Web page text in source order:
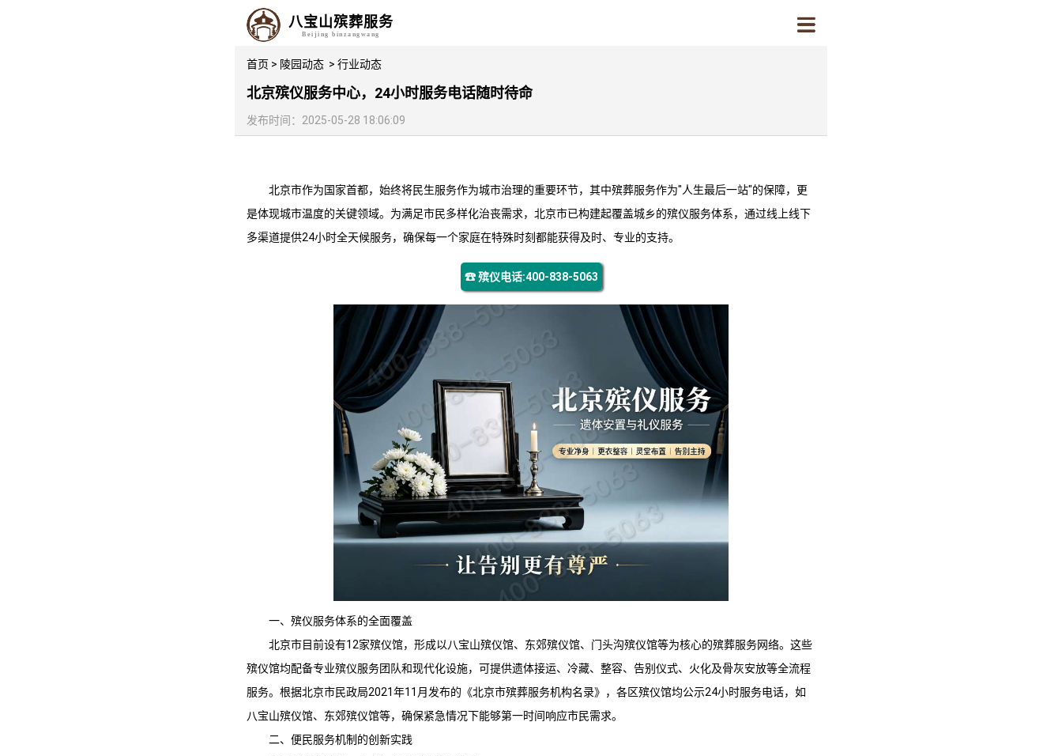
八宝山殡葬服务
Beijing binzangwang
首页 > 陵园动态 > 行业动态
北京殡仪服务中心，24小时服务电话随时待命
发布时间：2025-05-28 18:06:09
北京市作为国家首都，始终将民生服务作为城市治理的重要环节，其中殡葬服务作为"人生最后一站"的保障，更
是体现城市温度的关键领域。为满足市民多样化治丧需求，北京市已构建起覆盖城乡的殡仪服务体系，通过线上线下
多渠道提供24小时全天候服务，确保每一个家庭在特殊时刻都能获得及时、专业的支持。
☎ 殡仪电话:400-838-5063
一、殡仪服务体系的全面覆盖
北京市目前设有12家殡仪馆，形成以 八宝山殡仪馆、 东郊殡仪馆、 门头沟殡仪馆等为核心的殡葬服务网络。这些
殡仪馆均配备专业殡仪服务团队和现代化设施，可提供遗体接运、冷藏、整容、告别仪式、火化及骨灰安放等全流程
服务。根据北京市民政局2021年11月发布的《北京市殡葬服务机构名录》，各区殡仪馆均公示24小时服务电话，如
八宝山殡仪馆、 东郊殡仪馆等，确保紧急情况下能够第一时间响应市民需求。
二、便民服务机制的创新实践